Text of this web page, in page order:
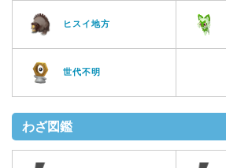
ヒスイ地方
世代不明
わざ図鑑